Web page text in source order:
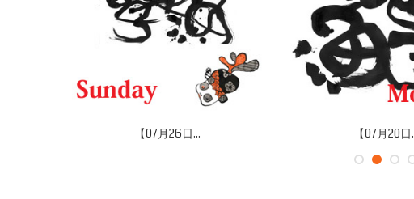
【07月26日... 【07月20日